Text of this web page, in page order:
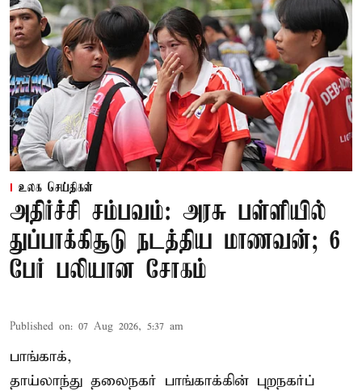
உலக செய்திகள்
அதிர்ச்சி சம்பவம்: அரசு பள்ளியில்
துப்பாக்கிசூடு நடத்திய மாணவன்; 6
பேர் பலியான சோகம்
Published on: 07 Aug 2026, 5:37 am
பாங்காக்,
தாய்லாந்து தலைநகர் பாங்காக்கின் புறநகர்ப்